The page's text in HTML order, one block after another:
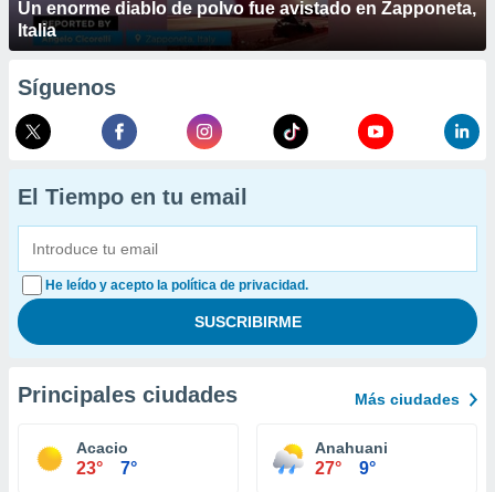
Un enorme diablo de polvo fue avistado en Zapponeta,
Italia
Síguenos
El Tiempo en tu email
He leído y acepto la política de privacidad.
Principales ciudades Más ciudades
Acacio
23° 7°
Anahuani
27° 9°